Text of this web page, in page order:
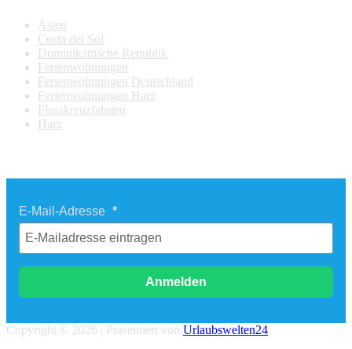
Asien
Costa del Sol
Dominikanische Republik
Ferienwohnungen
Ferienwohnungen Deutschland
Ferienwohnungen Harz
Flusskreuzfahrten
Harz
E-Mail-Adresse
Anmelden
Copyright © 2026 | Präsentiert von Urlaubswelten24